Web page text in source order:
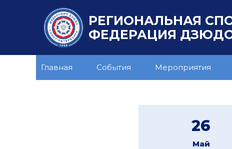
РЕГИОНАЛЬНАЯ
ФЕДЕРАЦИЯ ДЗЮДО
Главная События Мероприятия
26
Май